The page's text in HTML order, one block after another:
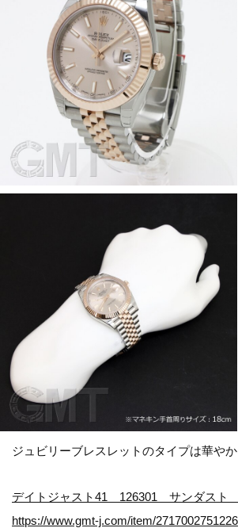
ジュビリーブレスレットのタイプは華やか
デイトジャスト41 126301 サンダスト
https://www.gmt-j.com/item/2717002751226